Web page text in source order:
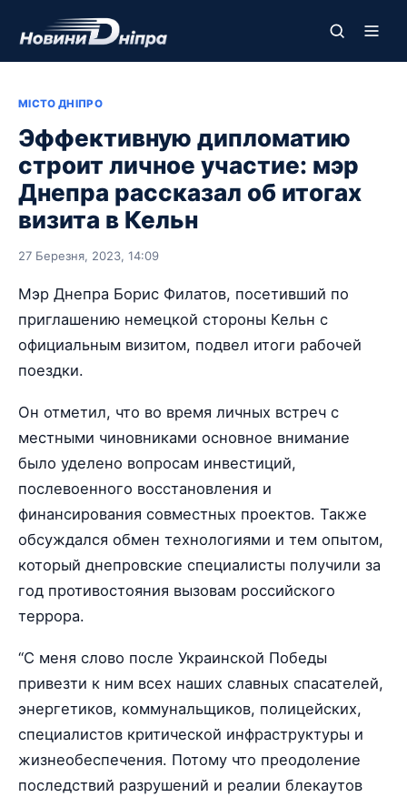
МІСТО ДНІПРО
Эффективную дипломатию
строит личное участие: мэр
Днепра рассказал об итогах
визита в Кельн
27 Березня, 2023, 14:09
Мэр Днепра Борис Филатов, посетивший по
приглашению немецкой стороны Кельн с
официальным визитом, подвел итоги рабочей
поездки.
Он отметил, что во время личных встреч с
местными чиновниками основное внимание
было уделено вопросам инвестиций,
послевоенного восстановления и
финансирования совместных проектов. Также
обсуждался обмен технологиями и тем опытом,
который днепровские специалисты получили за
год противостояния вызовам российского
террора.
“С меня слово после Украинской Победы
привезти к ним всех наших славных спасателей,
энергетиков, коммунальщиков, полицейских,
специалистов критической инфраструктуры и
жизнеобеспечения. Потому что преодоление
последствий разрушений и реалии блекаутов